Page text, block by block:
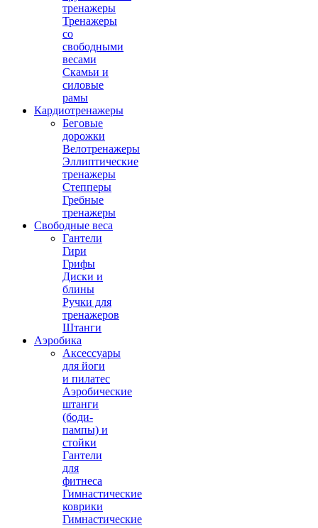
тренажеры
Тренажеры
со
свободными
весами
Скамьи и
силовые
рамы
Кардиотренажеры
Беговые
дорожки
Велотренажеры
Эллиптические
тренажеры
Степперы
Гребные
тренажеры
Свободные веса
Гантели
Гири
Грифы
Диски и
блины
Ручки для
тренажеров
Штанги
Аэробика
Аксессуары
для йоги
и пилатес
Аэробические
штанги
(боди-
пампы) и
стойки
Гантели
для
фитнеса
Гимнастические
коврики
Гимнастические